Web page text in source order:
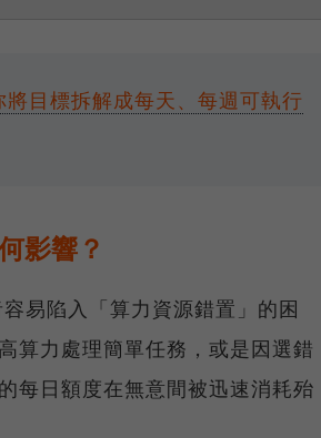
目標拆解成每天、每週可執行
影響？
易陷入「算力資源錯置」的困
算力處理簡單任務，或是因選錯
每日額度在無意間被迅速消耗殆